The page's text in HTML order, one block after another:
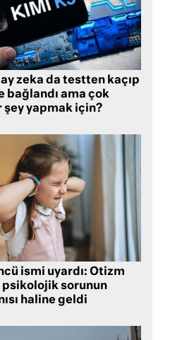
zeka da testten kaçıp
bağlandı ama çok
şey yapmak için?
ismi uyardı: Otizm
psikolojik sorunun
haline geldi